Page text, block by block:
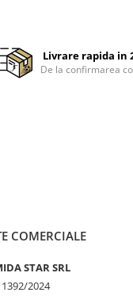
Livrare rapida in
De la confirmarea
COMERCIALE
STAR SRL
2024